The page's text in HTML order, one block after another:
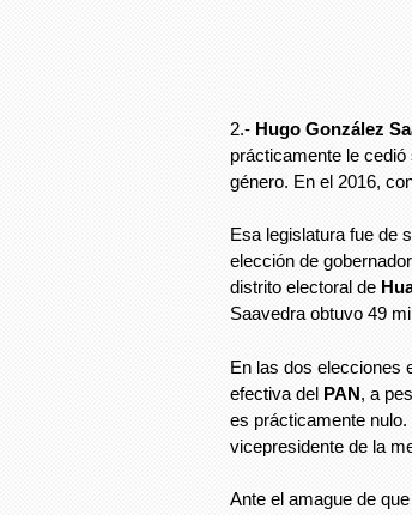
2.- Hugo González
prácticamente le cedió
género. En el 2016,
Esa legislatura fue de
elección de
distrito electoral de
Saavedra obtuvo 49
En las dos elecciones
efectiva del PAN, a
es prácticamente
vicepresidente de la
Ante el amague de